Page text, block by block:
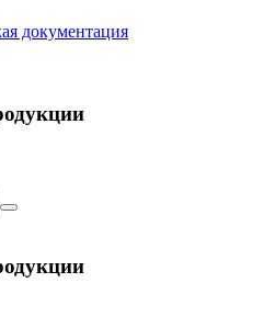
документация